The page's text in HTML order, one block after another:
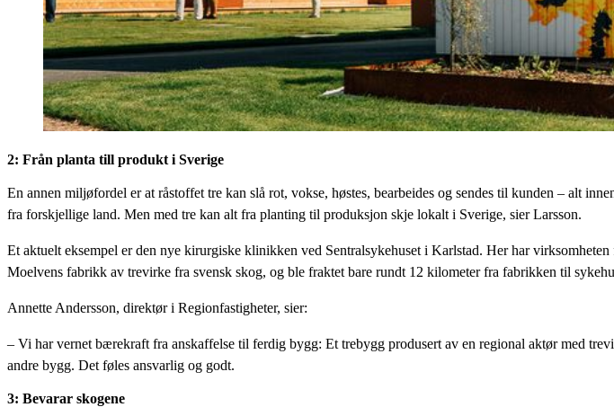
2: Från planta till produkt i Sverige
En annen miljøfordel er at råstoffet tre kan slå rot, vokse, høstes, bearbeides og sendes til kunden – alt
fra forskjellige land. Men med tre kan alt fra planting til produksjon skje lokalt i Sverige, sier Larsson.
Et aktuelt eksempel er den nye kirurgiske klinikken ved Sentralsykehuset i Karlstad. Her har
Moelvens fabrikk av trevirke fra svensk skog, og ble fraktet bare rundt 12 kilometer fra fabrikken til
Annette Andersson, direktør i Regionfastigheter, sier:
– Vi har vernet bærekraft fra anskaffelse til ferdig bygg: Et trebygg produsert av en regional aktør med
andre bygg. Det føles ansvarlig og godt.
3: Bevarar skogene